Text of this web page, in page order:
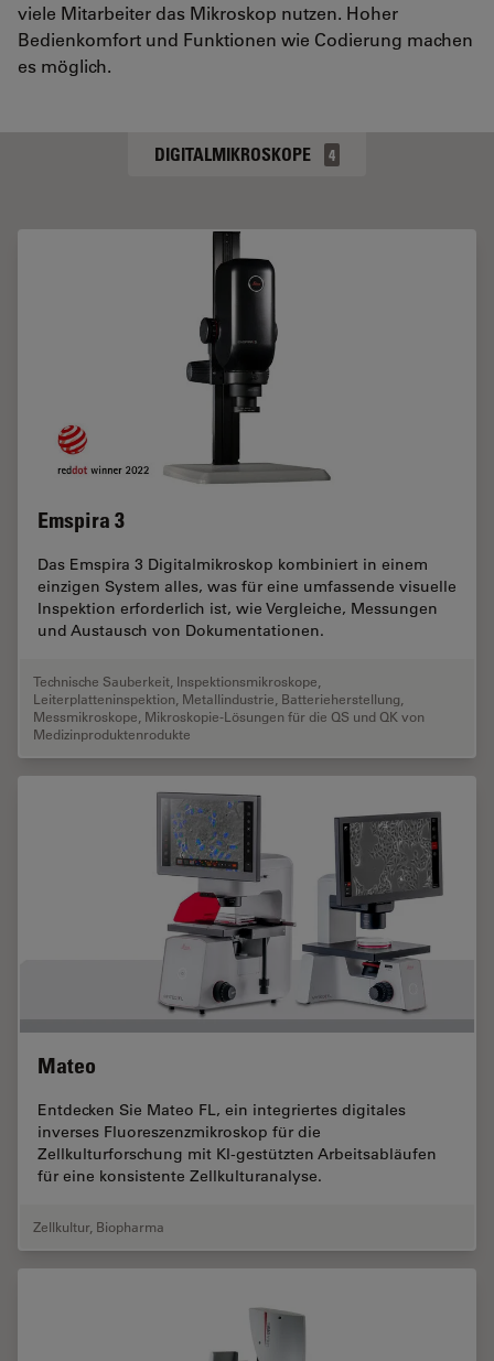
viele Mitarbeiter das Mikroskop nutzen. Hoher
Bedienkomfort und Funktionen wie Codierung machen
es möglich.
DIGITALMIKROSKOPE 4
Emspira 3
Das Emspira 3 Digitalmikroskop kombiniert in einem
einzigen System alles, was für eine umfassende visuelle
Inspektion erforderlich ist, wie Vergleiche, Messungen
und Austausch von Dokumentationen.
Technische Sauberkeit Inspektionsmikroskope
Leiterplatteninspektion Metallindustrie Batterieherstellung
Messmikroskope Mikroskopie-Lösungen für die QS und QK von
Medizinproduktenrodukte
Mateo
Entdecken Sie Mateo FL, ein integriertes digitales
inverses Fluoreszenzmikroskop für die
Zellkulturforschung mit KI-gestützten Arbeitsabläufen
für eine konsistente Zellkulturanalyse.
Zellkultur, Biopharma